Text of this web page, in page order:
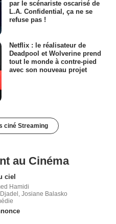
par le scénariste oscarisé de
L.A. Confidential, ça ne se
refuse pas !
Netflix : le réalisateur de
Deadpool et Wolverine prend
tout le monde à contre-pied
avec son nouveau projet
ciné Streaming
au Cinéma
ciel
Hamidi
Josiane Balasko